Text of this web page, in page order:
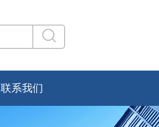
联系我们